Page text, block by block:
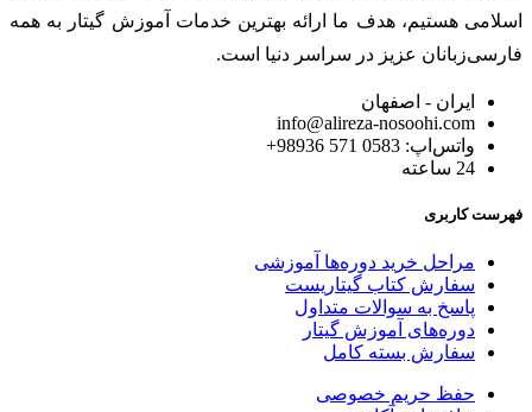
اسلامی هستیم، هدف ما ارائه بهترین خدمات آموزش گیتار به همه
فارسی‌زبانان عزیز در سراسر دنیا است.
ایران - اصفهان
info@alireza-nosoohi.com
واتس‌اپ: 0583 571 98936+
24 ساعته
فهرست کاربری
مراحل خرید دوره‌ها آموزشی
سفارش کتاب گیتاریست
پاسخ به سوالات متداول
دوره‌های آموزش گیتار
سفارش بسته کامل
حفظ حریم خصوصی